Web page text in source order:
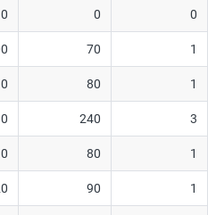
0 0 0
70 1
80 1
240 3
80 1
90 1